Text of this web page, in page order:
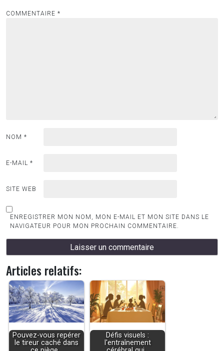
COMMENTAIRE *
NOM *
E-MAIL *
SITE WEB
ENREGISTRER MON NOM, MON E-MAIL ET MON SITE DANS LE
NAVIGATEUR POUR MON PROCHAIN COMMENTAIRE.
Articles relatifs:
Pouvez-vous repérer
le tireur caché dans
Défis visuels :
l'entraînement